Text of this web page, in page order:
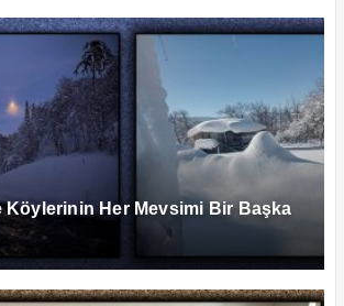
Köylerinin Her Mevsimi Bir Başka